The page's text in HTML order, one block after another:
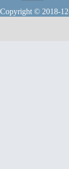
Copyright © 2018-